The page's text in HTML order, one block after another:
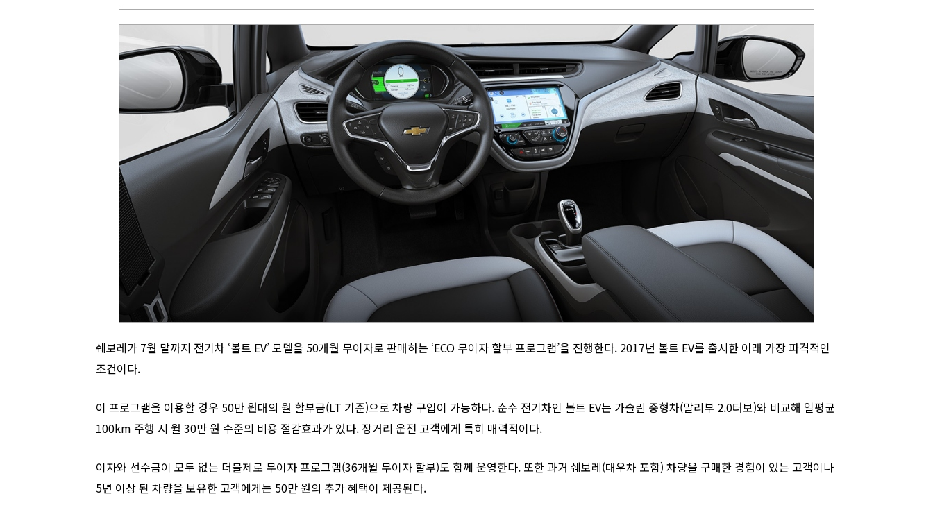
쉐보레가 7월 말까지 전기차 ‘볼트 EV’ 모델을 50개월 무이자로 판매하는 ‘ECO 무이자 할부 프로그램’을 진행한다. 2017년 볼트 EV를 출시한 이래 가장 파격적인
조건이다.
이 프로그램을 이용할 경우 50만 원대의 월 할부금(LT 기준)으로 차량 구입이 가능하다. 순수 전기차인 볼트 EV는 가솔린 중형차(말리부 2.0터보)와 비교해 일평균
100km 주행 시 월 30만 원 수준의 비용 절감효과가 있다. 장거리 운전 고객에게 특히 매력적이다.
이자와 선수금이 모두 없는 더블제로 무이자 프로그램(36개월 무이자 할부)도 함께 운영한다. 또한 과거 쉐보레(대우차 포함) 차량을 구매한 경험이 있는 고객이나
5년 이상 된 차량을 보유한 고객에게는 50만 원의 추가 혜택이 제공된다.